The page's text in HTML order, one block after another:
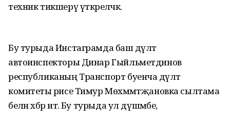
техник тикшерү үткәреләчәк.
Бу турыда Инстаграмда баш дәүләт
автоинспекторы Динар Гыйльметдинов
республиканың Транспорт буенча дәүләт
комитеты рәисе Тимур Мөхәммәтҗановка сылтама
белән хәбәр итә. Бу турыда ул дүшәмбе,